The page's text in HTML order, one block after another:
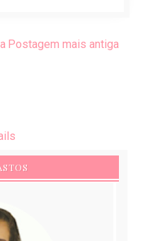
Postagem mais antiga